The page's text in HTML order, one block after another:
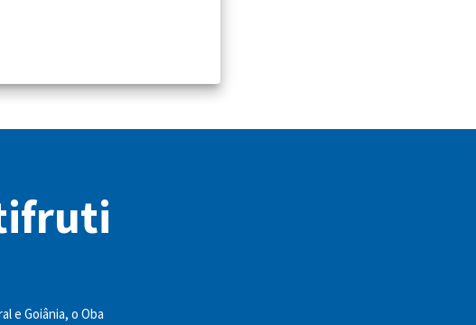
e Goiânia, o Oba